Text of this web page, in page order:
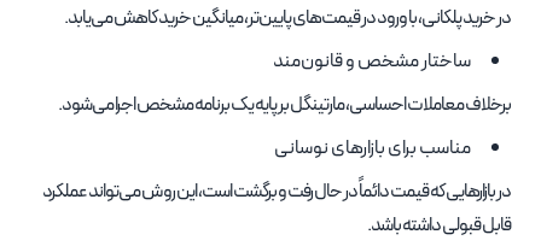
در خرید پلکانی، با ورود در قیمت‌های پایین‌تر، میانگین خرید کاهش می‌یابد.
ساختار مشخص و قانون‌مند
برخلاف معاملات احساسی، مارتینگل بر پایه یک برنامه مشخص اجرا می‌شود.
مناسب برای بازارهای نوسانی
در بازارهایی که قیمت دائماً در حال رفت و برگشت است، این روش می‌تواند عملکرد
قابل قبولی داشته باشد.